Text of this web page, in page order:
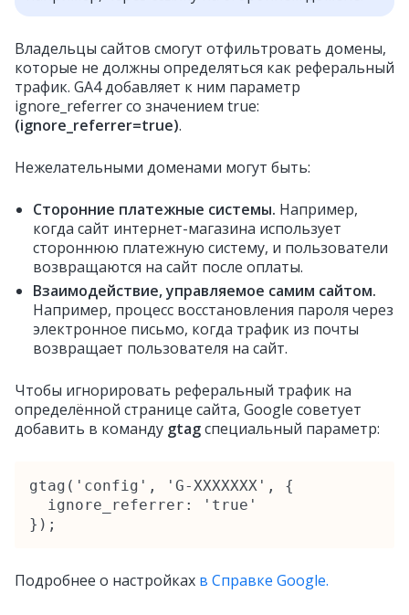
Владельцы сайтов смогут отфильтровать домены,
которые не должны определяться как реферальный
трафик. GA4 добавляет к ним параметр
ignore_referrer со значением true:
(ignore_referrer=true).
Нежелательными доменами могут быть:
Cторонние платежные системы. Например,
когда сайт интернет-магазина использует
стороннюю платежную систему, и пользователи
возвращаются на сайт после оплаты.
Взаимодействие, управляемое самим сайтом.
Например, процесс восстановления пароля через
электронное письмо, когда трафик из почты
возвращает пользователя на сайт.
Чтобы игнорировать реферальный трафик на
определённой странице сайта, Google советует
добавить в команду gtagспециальный параметр:
gtag('config', 'G-XXXXXXX', {
});
Подробнее о настройках в Справке Google.